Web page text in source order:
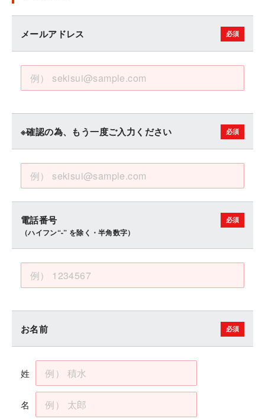
メールアドレス
※確認の為、もう一度ご入力ください
電話番号
（ハイフン“-” を除く・半角数字）
お名前
姓
名